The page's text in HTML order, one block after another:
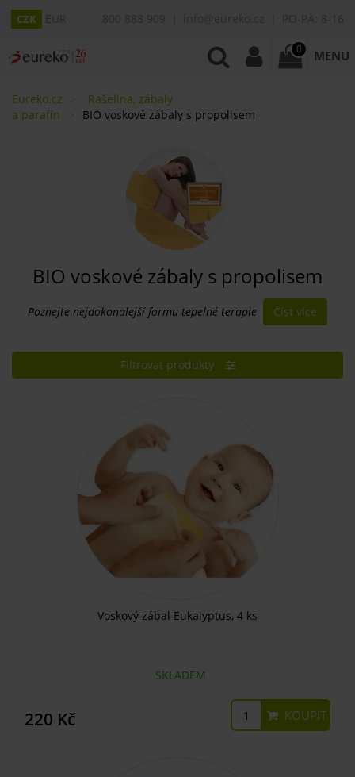
CZK
0 MENU
Eureko.cz
Rašelina, zábaly
a parafín
BIO voskové zábaly s propolisem
BIO voskové zábaly s propolisem
Poznejte nejdokonalejší formu tepelné terapie Číst více
Filtrovat produkty
Voskový zábal Eukalyptus, 4 ks
SKLADEM
220 Kč KOUPIT